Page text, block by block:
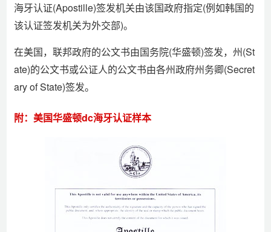
海牙认证(Apostille)签发机关由该国政府指定(例如韩国的
该认证签发机关为外交部)。
在美国，联邦政府的公文书由国务院(华盛顿)签发，州(St
ate)的公文书或公证人的公文书由各州政府州务卿(Secret
ary of State)签发。
附：美国华盛顿dc海牙认证样本